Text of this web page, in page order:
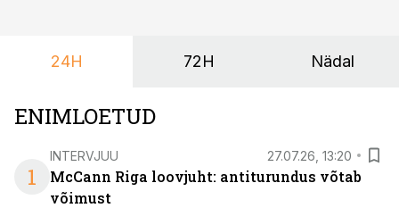
24H 72H Nädal
ENIMLOETUD
1
INTERVJUU 27.07.26, 13:20
McCann Riga loovjuht: antiturundus võtab
võimust